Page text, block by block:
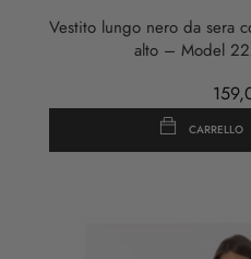
Vestito lungo nero da sera
alto – Model
CARRELLO